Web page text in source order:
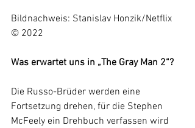
Bildnachweis: Stanislav Honzik/Netflix
© 2022
Was erwartet uns in „The Gray Man 2“?
Die Russo-Brüder werden eine
Fortsetzung drehen, für die Stephen
McFeely ein Drehbuch verfassen wird